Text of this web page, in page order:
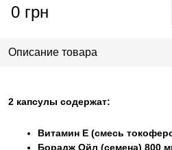
0 грн
Описание товара
2 капсулы содержат:
Витамин Е (смесь
Борадж Ойл (семена) 800